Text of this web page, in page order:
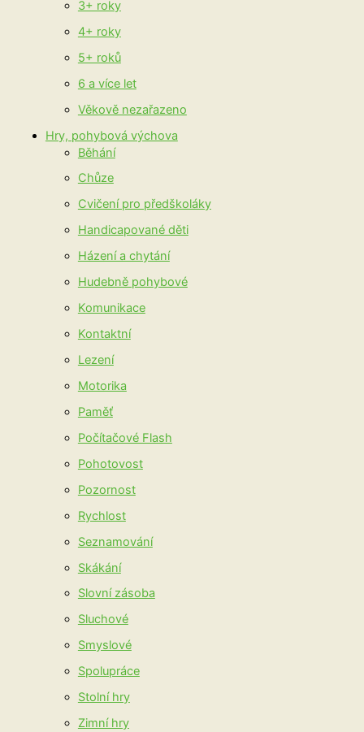
3+ roky
4+ roky
5+ roků
6 a více let
Věkově nezařazeno
Hry, pohybová výchova
Běhání
Chůze
Cvičení pro předškoláky
Handicapované děti
Házení a chytání
Hudebně pohybové
Komunikace
Kontaktní
Lezení
Motorika
Paměť
Počítačové Flash
Pohotovost
Pozornost
Rychlost
Seznamování
Skákání
Slovní zásoba
Sluchové
Smyslové
Spolupráce
Stolní hry
Zimní hry